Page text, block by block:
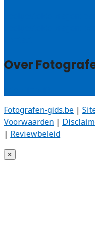
Over
Fotografen-gids.be |
Voorwaarden |
| Reviewbeleid
×